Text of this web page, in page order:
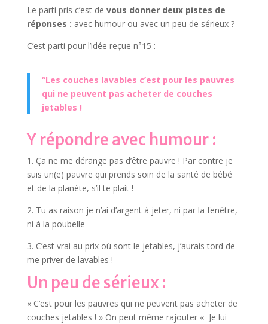
Le parti pris c’est de vous donner deux pistes de
réponses : avec humour ou avec un peu de sérieux ?
C’est parti pour l’idée reçue n°15 :
“Les couches lavables c’est pour les pauvres
qui ne peuvent pas acheter de couches
jetables !
Y répondre avec humour :
1. Ça ne me dérange pas d’être pauvre ! Par contre je
suis un(e) pauvre qui prends soin de la santé de bébé
et de la planète, s’il te plait !
2. Tu as raison je n’ai d’argent à jeter, ni par la fenêtre,
ni à la poubelle
3. C’est vrai au prix où sont le jetables, j’aurais tord de
me priver de lavables !
Un peu de sérieux :
« C’est pour les pauvres qui ne peuvent pas acheter de
couches jetables ! » On peut même rajouter « Je lui